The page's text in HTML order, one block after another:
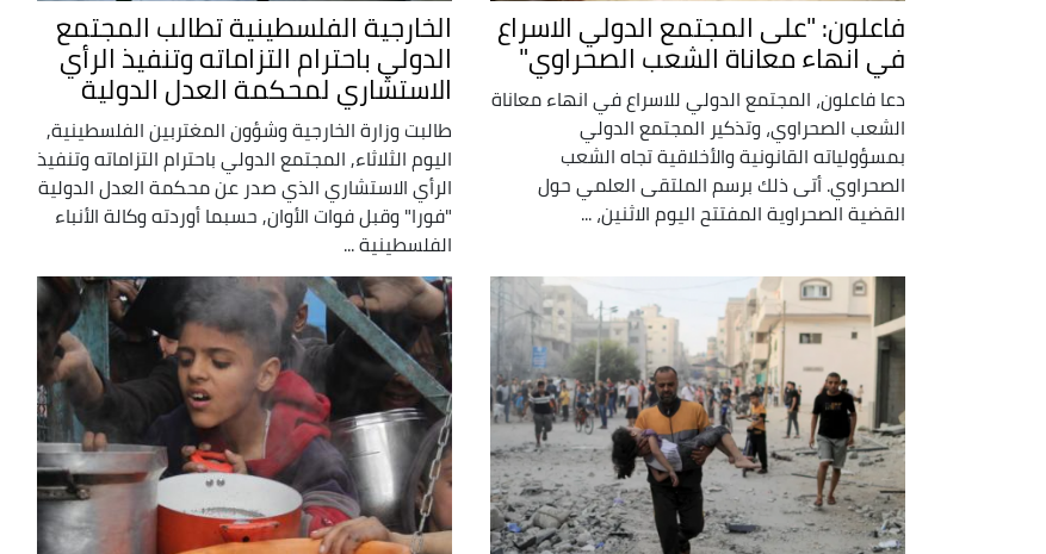
فاعلون: "على المجتمع الدولي الاسراع
في انهاء معاناة الشعب الصحراوي"
دعا فاعلون، المجتمع الدولي للاسراع في انهاء معاناة
الشعب الصحراوي، وتذكير المجتمع الدولي
بمسؤولياته القانونية والأخلاقية تجاه الشعب
الصحراوي. أتى ذلك برسم الملتقى العلمي حول
القضية الصحراوية المفتتح اليوم الاثنين، ...
الخارجية الفلسطينية تطالب المجتمع
الدولي باحترام التزاماته وتنفيذ الرأي
الاستشاري لمحكمة العدل الدولية
طالبت وزارة الخارجية وشؤون المغتربين الفلسطينية,
اليوم الثلاثاء, المجتمع الدولي باحترام التزاماته وتنفيذ
الرأي الاستشاري الذي صدر عن محكمة العدل الدولية
"فورا" وقبل فوات الأوان, حسبما أوردته وكالة الأنباء
الفلسطينية ...